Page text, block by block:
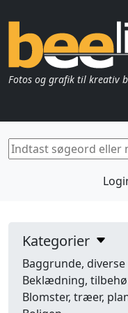
Fotos og grafik til kreativ
Kategorier
Baggrunde, diverse
Beklædning,
Blomster, træer,